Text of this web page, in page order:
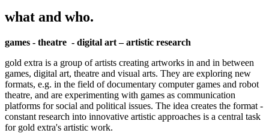
what and who.
games - theatre - digital art – artistic research
gold extra is a group of artists creating artworks in and in between
games, digital art, theatre and visual arts. They are exploring new
formats, e.g. in the field of documentary computer games and robot
theatre, and are experimenting with games as communication
platforms for social and political issues. The idea creates the format -
constant research into innovative artistic approaches is a central task
for gold extra's artistic work.